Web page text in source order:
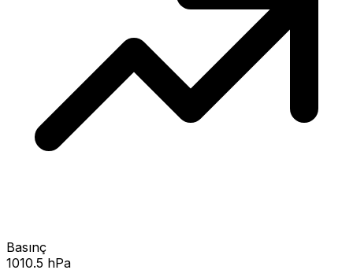
Basınç
1010.5 hPa